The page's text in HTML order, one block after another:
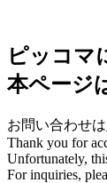
ピッコマ
本ページ
お問い合わせは
Thank you for
Unfortunately,
For inquiries,